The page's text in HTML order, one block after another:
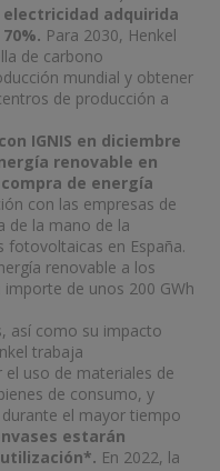
adquirida
Para 2030, Henkel
de carbono
mundial y obtener
de producción a
IGNIS en diciembre
renovable en
de energía
con las empresas de
de la mano de la
fotovoltaicas en España.
renovable a los
de unos 200 GWh
así como su impacto
trabaja
uso de materiales de
de consumo, y
el mayor tiempo
estarán
En 2022, la